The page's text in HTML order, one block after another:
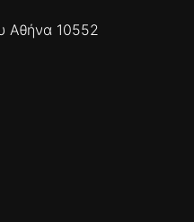
Αθήνα 10552